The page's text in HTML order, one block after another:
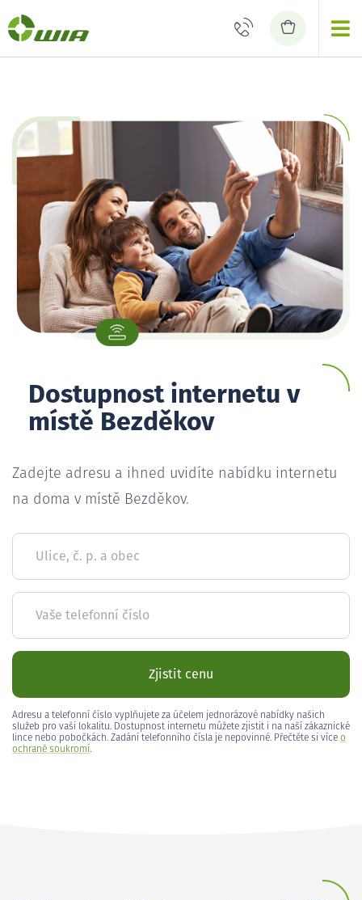
Dostupnost internetu v
místě Bezděkov
Zadejte adresu a ihned uvidíte nabídku internetu
na doma v místě Bezděkov.
Ulice, č. p. a obec
Vaše telefonní číslo
Zjistit cenu
Adresu a telefonní číslo vyplňujete za účelem jednorázové nabídky našich
služeb pro vaši lokalitu. Dostupnost internetu můžete zjistit i na naší zákaznické
lince nebo pobočkách. Zadání telefonního čísla je nepovinné. Přečtěte si více o
ochraně soukromí.